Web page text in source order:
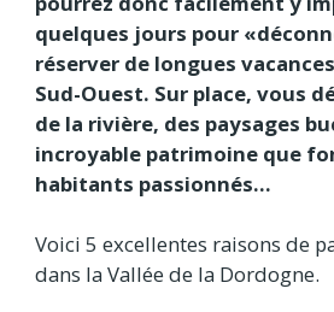
quelques jours pour
réserver de longues
Sud-Ouest. Sur place, vous
de la rivière, des paysages
incroyable patrimoine que
habitants passionnés…
Voici 5 excellentes raisons de
dans la Vallée de la Dordogne.